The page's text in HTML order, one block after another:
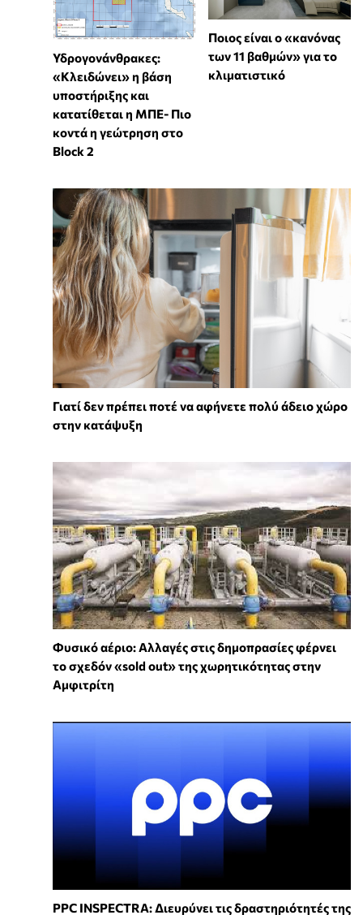
Υδρογονάνθρακες:
«Κλειδώνει» η βάση
υποστήριξης και
κατατίθεται η ΜΠΕ- Πιο
κοντά η γεώτρηση στο
Block 2
Ποιος είναι ο «κανόνας
των 11 βαθμών» για το
κλιματιστικό
Γιατί δεν πρέπει ποτέ να αφήνετε πολύ άδειο χώρο
στην κατάψυξη
Φυσικό αέριο: Αλλαγές στις δημοπρασίες φέρνει
το σχεδόν «sold out» της χωρητικότητας στην
Αμφιτρίτη
PPC INSPECTRA: Διευρύνει τις δραστηριότητές της